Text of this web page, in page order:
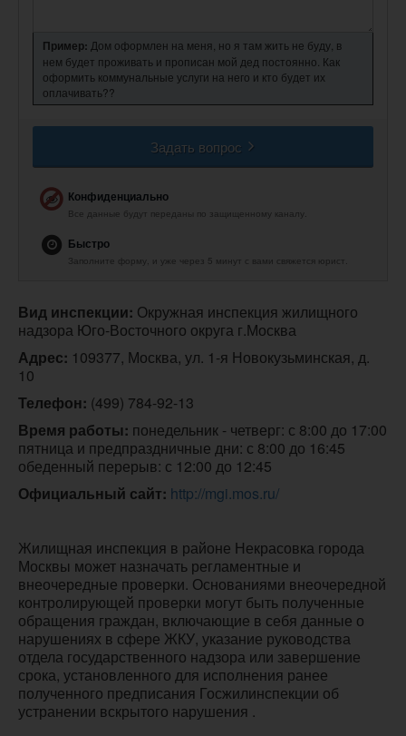
Пример: Дом оформлен на меня, но я там жить не буду, в
нем будет проживать и прописан мой дед постоянно. Как
оформить коммунальные услуги на него и кто будет их
оплачивать??
Задать вопрос
Конфиденциально
Все данные будут переданы по защищенному каналу.
Быстро
Заполните форму, и уже через 5 минут с вами свяжется юрист.
Вид инспекции: Окружная инспекция жилищного
надзора Юго-Восточного округа г.Москва
Адрес: 109377, Москва, ул. 1-я Новокузьминская, д.
10
Телефон: (499) 784-92-13
Время работы: понедельник - четверг: с 8:00 до 17:00
пятница и предпраздничные дни: с 8:00 до 16:45
обеденный перерыв: с 12:00 до 12:45
Официальный сайт: http://mgi.mos.ru/
Жилищная инспекция в районе Некрасовка города
Москвы может назначать регламентные и
внеочередные проверки. Основаниями внеочередной
контролирующей проверки могут быть полученные
обращения граждан, включающие в себя данные о
нарушениях в сфере ЖКУ, указание руководства
отдела государственного надзора или завершение
срока, установленного для исполнения ранее
полученного предписания Госжилинспекции об
устранении вскрытого нарушения .